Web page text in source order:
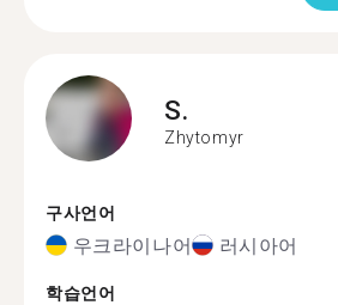
S.
Zhytomyr
구사언어
우크라이나어 러시아어
학습언어